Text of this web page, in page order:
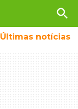
search
Últimas notícias